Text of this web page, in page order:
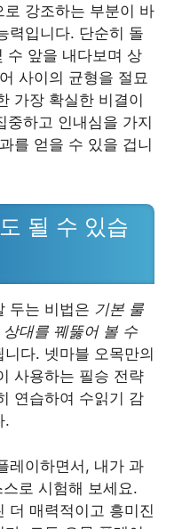
강조하는 부분이 바
력입니다. 단순히 돌
수 앞을 내다보며 상
사이의 균형을 절묘
가장 확실한 비결이
중하고 인내심을 가지
를 얻을 수 있을 겁니
될 수 있습
두는 비법은 기본 룰
대를 꿰뚫어 볼 수
니다. 넷마블 오목만의
사용하는 필승 전략
연습하여 수읽기 감
.
레이하면서, 내가 과
로 시험해 보세요.
더 매력적이고 흥미진